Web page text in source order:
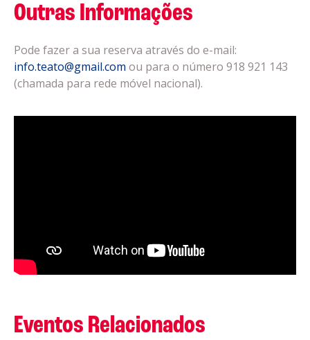
Outras Informações
Pode fazer a sua reserva através do e-mail:
info.teato@gmail.com ou para o número 918 921 143
(chamada para rede móvel nacional).
Eventos Relacionados